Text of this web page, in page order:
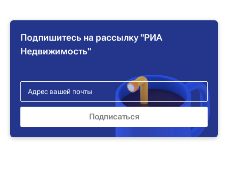
Подпишитесь на рассылку "РИА
Недвижимость"